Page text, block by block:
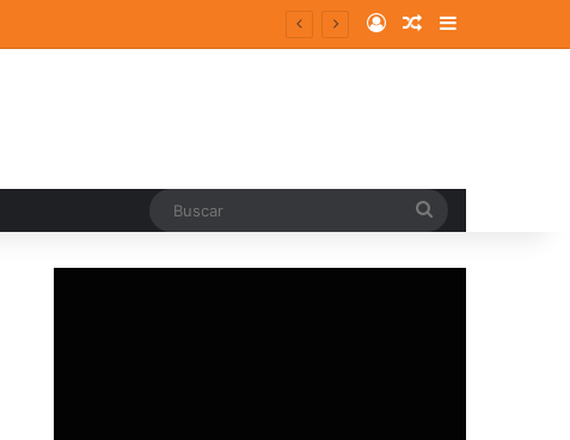
Log InRandom Article
Sidebar